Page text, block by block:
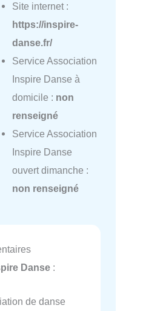
Site internet :
https://inspire-
danse.fr/
Service Association
Inspire Danse à
domicile : non
renseigné
Service Association
Inspire Danse
ouvert dimanche :
non renseigné
Danse :
de danse